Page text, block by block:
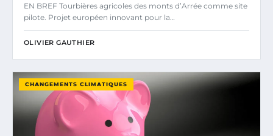
EN BREF Tourbières agricoles des monts d’Arrée comme site
pilote. Projet européen innovant pour la…
OLIVIER GAUTHIER
CHANGEMENTS CLIMATIQUES